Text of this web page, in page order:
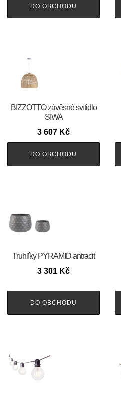
DO OBCHODU
BIZZOTTO závěsné svítidlo
SIWA
3 607 Kč
DO OBCHODU
Truhlíky PYRAMID antracit
3 301 Kč
DO OBCHODU